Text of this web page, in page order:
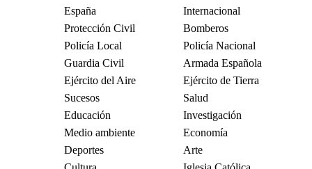
España
Internacional
Protección Civil
Bomberos
Policía Local
Policía Nacional
Guardia Civil
Armada Española
Ejército del Aire
Ejército de Tierra
Sucesos
Salud
Educación
Investigación
Medio ambiente
Economía
Deportes
Arte